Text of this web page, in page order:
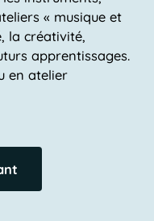
« musique et
la créativité,
apprentissages.
en atelier